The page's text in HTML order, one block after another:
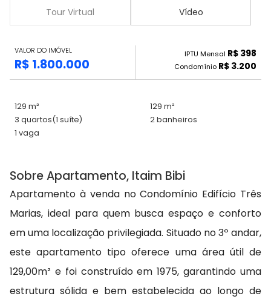
Tour Virtual Vídeo
VALOR DO IMÓVEL
R$ 1.800.000
IPTU Mensal R$ 398
Condomínio R$ 3.200
129 m²
129 m²
3 quartos(1 suíte)
2 banheiros
1 vaga
Sobre Apartamento, Itaim Bibi
Apartamento à venda no Condomínio Edifício Três
Marias, ideal para quem busca espaço e conforto
em uma localização privilegiada. Situado no 3º andar,
este apartamento tipo oferece uma área útil de
129,00m² e foi construído em 1975, garantindo uma
estrutura sólida e bem estabelecida ao longo de